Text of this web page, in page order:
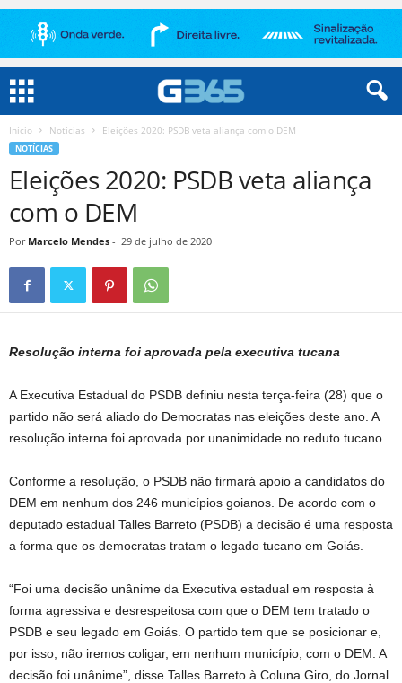
Início Notícias Eleições 2020: PSDB veta aliança com o DEM
NOTÍCIAS
Eleições 2020: PSDB veta aliança
com o DEM
Por Marcelo Mendes - 29 de julho de 2020
Resolução interna foi aprovada pela executiva tucana
A Executiva Estadual do PSDB definiu nesta terça-feira (28) que o
partido não será aliado do Democratas nas eleições deste ano. A
resolução interna foi aprovada por unanimidade no reduto tucano.
Conforme a resolução, o PSDB não firmará apoio a candidatos do
DEM em nenhum dos 246 municípios goianos. De acordo com o
deputado estadual Talles Barreto (PSDB) a decisão é uma resposta
a forma que os democratas tratam o legado tucano em Goiás.
“Foi uma decisão unânime da Executiva estadual em resposta à
forma agressiva e desrespeitosa com que o DEM tem tratado o
PSDB e seu legado em Goiás. O partido tem que se posicionar e,
por isso, não iremos coligar, em nenhum município, com o DEM. A
decisão foi unânime”, disse Talles Barreto à Coluna Giro, do Jornal